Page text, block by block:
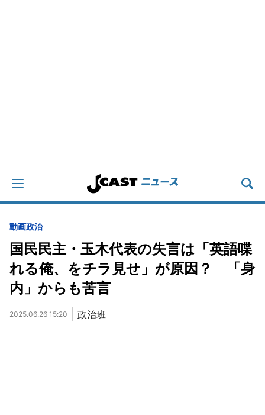
動画政治
国民民主・玉木代表の失言は「英語喋
れる俺、をチラ見せ」が原因？ 「身
内」からも苦言
2025.06.26 15:20 政治班